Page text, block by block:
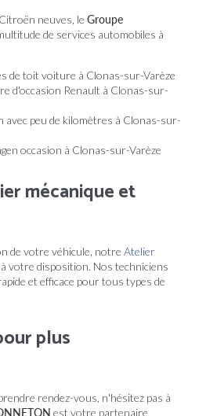
neuves, le Groupe
de services automobiles à
de toit voiture à Clonas-sur-Varèze
d'occasion Renault à Clonas-sur-
avec peu de kilomètres à Clonas-sur-
occasion à Clonas-sur-Varèze
mécanique et
de votre véhicule, notre Atelier
votre disposition. Nos techniciens
et efficace pour tous types de
plus
rendez-vous, n'hésitez pas à
est votre partenaire